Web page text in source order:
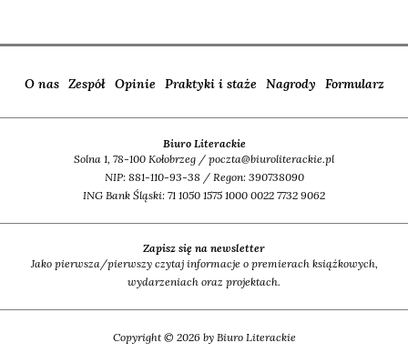
O nas Zespół Opinie Praktyki i staże Nagrody Formularz
Biuro Literackie
Solna 1, 78-100 Kołobrzeg / poczta@biuroliterackie.pl
NIP: 881-110-93-38 / Regon: 390738090
ING Bank Śląski: 71 1050 1575 1000 0022 7732 9062
Zapisz się na newsletter
Jako pierwsza/pierwszy czytaj informacje o premierach książkowych,
wydarzeniach oraz projektach.
Copyright © 2026 by Biuro Literackie